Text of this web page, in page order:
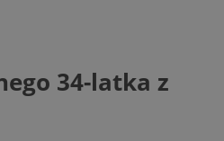
34-latka z